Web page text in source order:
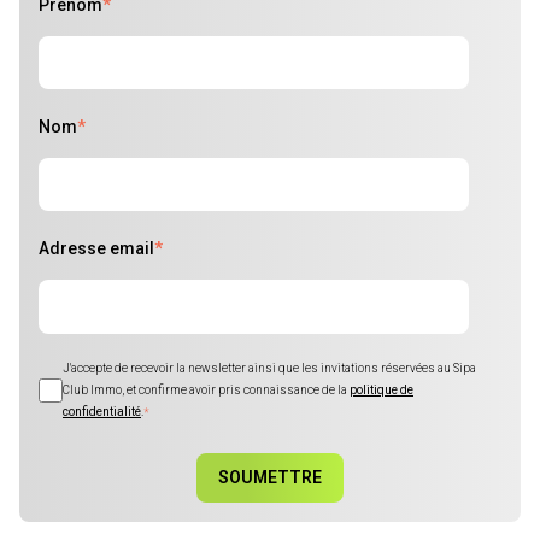
Prénom*
Nom*
Adresse email *
J'accepte de recevoir la newsletter ainsi que les invitations réservées au Sipa
Club Immo, et confirme avoir pris connaissance de la politique de
confidentialité*